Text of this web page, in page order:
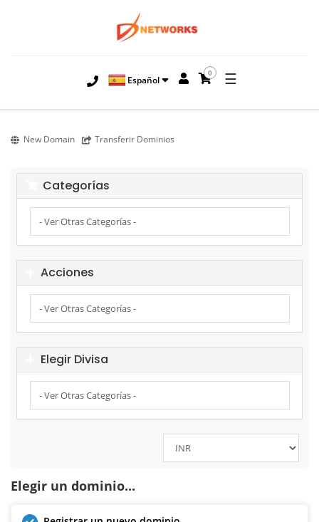
Español
0 ☰
New Domain Transferir Dominios
Categorías
Acciones
Elegir Divisa
Elegir un dominio...